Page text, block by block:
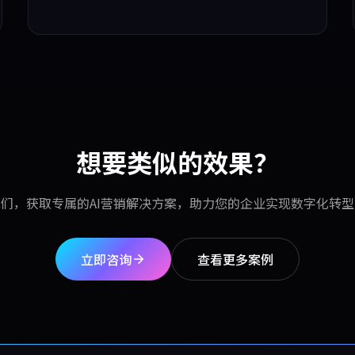
想要类似的效果？
，获取专属的AI营销解决方案，助力您的企业实现数字化转
立即咨询 查看更多案例